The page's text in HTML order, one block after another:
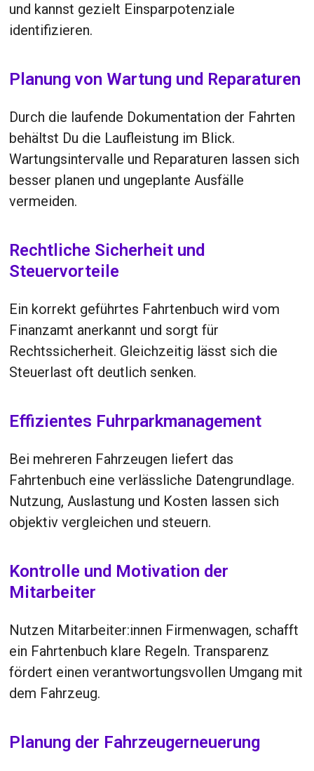
und kannst gezielt Einsparpotenziale
identifizieren.
Planung von Wartung und Reparaturen
Durch die laufende Dokumentation der Fahrten
behältst Du die Laufleistung im Blick.
Wartungsintervalle und Reparaturen lassen sich
besser planen und ungeplante Ausfälle
vermeiden.
Rechtliche Sicherheit und
Steuervorteile
Ein korrekt geführtes Fahrtenbuch wird vom
Finanzamt anerkannt und sorgt für
Rechtssicherheit. Gleichzeitig lässt sich die
Steuerlast oft deutlich senken.
Effizientes Fuhrparkmanagement
Bei mehreren Fahrzeugen liefert das
Fahrtenbuch eine verlässliche Datengrundlage.
Nutzung, Auslastung und Kosten lassen sich
objektiv vergleichen und steuern.
Kontrolle und Motivation der
Mitarbeiter
Nutzen Mitarbeiter:innen Firmenwagen, schafft
ein Fahrtenbuch klare Regeln. Transparenz
fördert einen verantwortungsvollen Umgang mit
dem Fahrzeug.
Planung der Fahrzeugerneuerung